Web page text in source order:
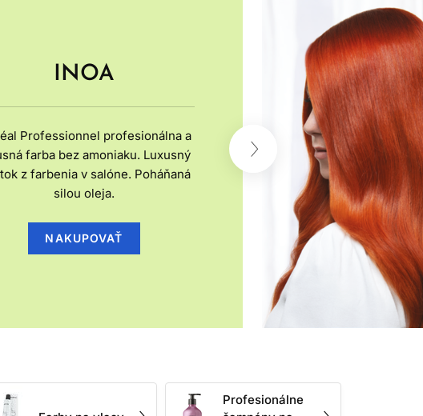
farby aj styling. Správne zvolená vlasová
je však vnímať ju realisticky – kozmetika
rozčesávanie a chrániť ho pred ďalším
TYPU VLASOV?
ocenia ľahké šampóny, objemové spreje a
a filmotvorných látok, ktoré pomáhajú
vyžadujú šetrnejšie čistenie, výživné masky,
česaní a stylingu.
agresívne. Príliš silné čistenie môže byť pre
zaťažiť. Pri citlivej pokožke hlavy je vhodné
je dobré myslieť najmä na dĺžky a končeky,
ochranu pred lámaním.
a menej poddajné pri úprave. Preto je
krajší vzhľad farby, podporujú lesk a znižujú
INOA
Professionnel profesionálna a
farba bez amoniaku. Luxusný
z farbenia v salóne. Poháňaná
silou oleja.
NAKUPOVAŤ
Profesionálne